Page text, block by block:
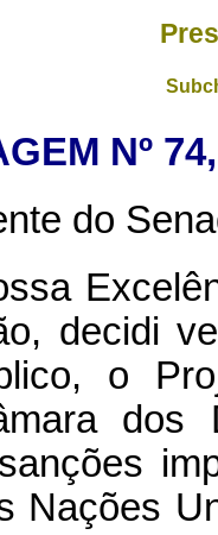
Nº
do
decidi
o
dos
Nações